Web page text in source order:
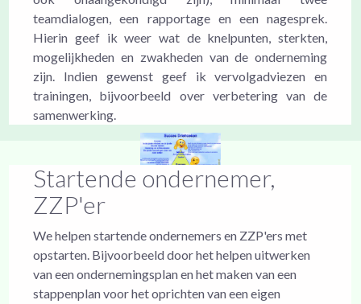
teamdialogen, een rapportage en een nagesprek.
Hierin geef ik weer wat de knelpunten, sterkten,
mogelijkheden en zwakheden van de onderneming
zijn. Indien gewenst geef ik vervolgadviezen en
trainingen, bijvoorbeeld over verbetering van de
samenwerking.
Startende ondernemer,
ZZP'er
We helpen startende ondernemers en ZZP'ers met
opstarten. Bijvoorbeeld door het helpen uitwerken
van een ondernemingsplan en het maken van een
stappenplan voor het oprichten van een eigen